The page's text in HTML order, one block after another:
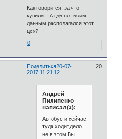
Как говорится, за что
купила... А где по твоим
данным располагался этот
цех?
0
Поделиться 20
20-07-
2017 11:21:12
Андрей
Пилипенко
написал(а):
Автобус и сейчас
туда ходит,дело
не в этом.Вы